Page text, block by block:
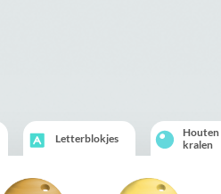
Letterblokjes
Houten
kralen